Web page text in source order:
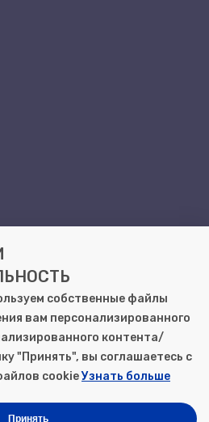
в Саратове
собственные файлы
вам персонализированного
контента/
"Принять", вы соглашаетесь с
cookieУзнать больше
Принять